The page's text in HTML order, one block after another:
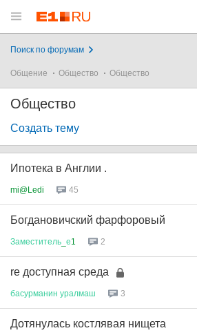
Поиск по форумам
Общение Общество Общество
Общество
Создать тему
Ипотека в Англии .
mi@Ledi 45
Богдановичский фарфоровый
Заместитель е1 2
re доступная среда
басурманин уралмаш 3
Дотянулась костлявая нищета